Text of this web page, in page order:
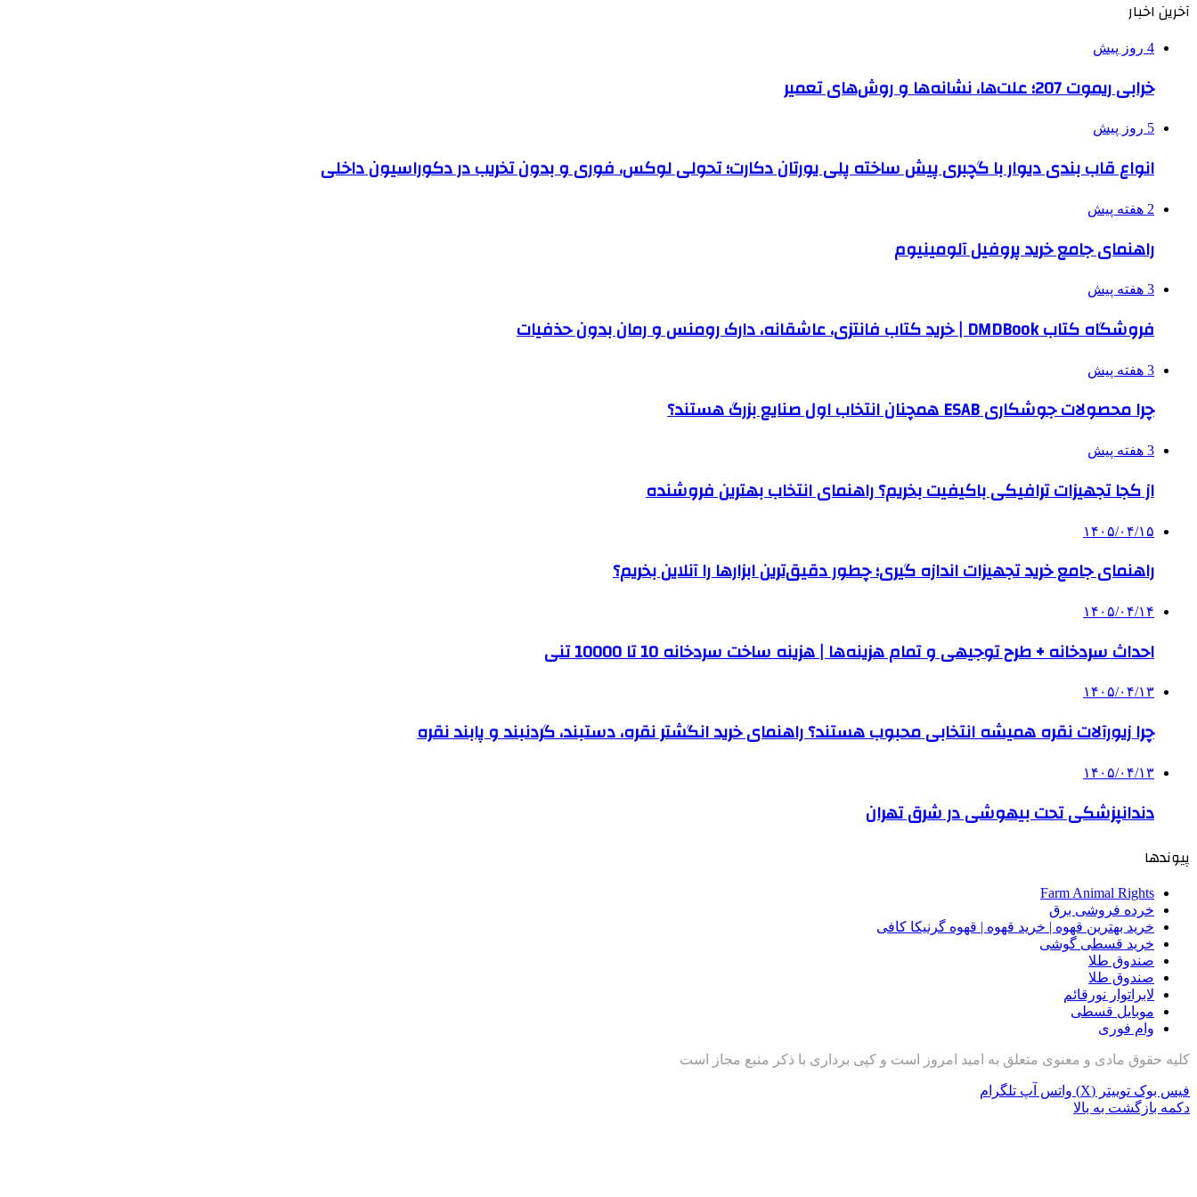
آخرین اخبار
4 روز پیش
خرابی ریموت 207؛ علت‌ها، نشانه‌ها و روش‌های تعمیر
5 روز پیش
انواع قاب بندی دیوار با گچبری پیش ساخته پلی یورتان دکارت؛ تحولی لوکس، فوری و بدون تخریب در دکوراسیون داخلی
2 هفته پیش
راهنمای جامع خرید پروفیل آلومینیوم
3 هفته پیش
فروشگاه کتاب DMDBook | خرید کتاب فانتزی، عاشقانه، دارک رومنس و رمان بدون حذفیات
3 هفته پیش
چرا محصولات جوشکاری ESAB همچنان انتخاب اول صنایع بزرگ هستند؟
3 هفته پیش
از کجا تجهیزات ترافیکی باکیفیت بخریم؟ راهنمای انتخاب بهترین فروشنده
۱۴۰۵/۰۴/۱۵
راهنمای جامع خرید تجهیزات اندازه گیری؛ چطور دقیق‌ترین ابزارها را آنلاین بخریم؟
۱۴۰۵/۰۴/۱۴
احداث سردخانه + طرح توجیهی و تمام هزینه‌ها | هزینه ساخت سردخانه 10 تا 10000 تنی
۱۴۰۵/۰۴/۱۳
چرا زیورآلات نقره همیشه انتخابی محبوب هستند؟ راهنمای خرید انگشتر نقره، دستبند، گردنبند و پابند نقره
۱۴۰۵/۰۴/۱۳
دندانپزشکی تحت بیهوشی در شرق تهران
پیوندها
Farm Animal Rights
خرده فروشی برق
خرید بهترین قهوه | خرید قهوه | قهوه گرنیکا کافی
خرید قسطی گوشی
صندوق طلا
صندوق طلا
لابراتوار نورقائم
موبایل قسطی
وام فوری
کلیه حقوق مادی و معنوی متعلق به امید امروز است و کپی برداری با ذکر منبع مجاز است
فیس بوک توییتر (X) واتس آپ تلگرام
دکمه بازگشت به بالا